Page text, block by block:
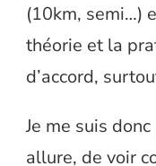
(10km, semi…)
théorie et la
d’accord,
Je me suis
allure, de voir